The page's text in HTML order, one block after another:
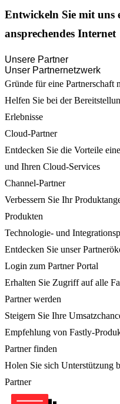
Entwickeln Sie mit uns
ansprechendes Internet
Unsere Partner
Unser Partnernetzwerk
Gründe für eine Partnerschaft
Helfen Sie bei der
Erlebnisse
Cloud-Partner
Entdecken Sie die Vorteile
und Ihren Cloud-Services
Channel-Partner
Verbessern Sie Ihr
Produkten
Technologie- und
Entdecken Sie unser
Login zum Partner Portal
Erhalten Sie Zugriff auf alle
Partner werden
Steigern Sie Ihre
Empfehlung von Fastly-
Partner finden
Holen Sie sich Unterstützung
Partner